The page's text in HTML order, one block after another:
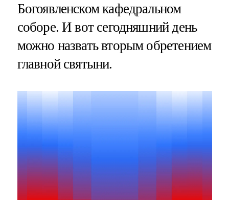
Богоявленском кафедральном
соборе. И вот сегодняшний день
можно назвать вторым обретением
главной святыни.